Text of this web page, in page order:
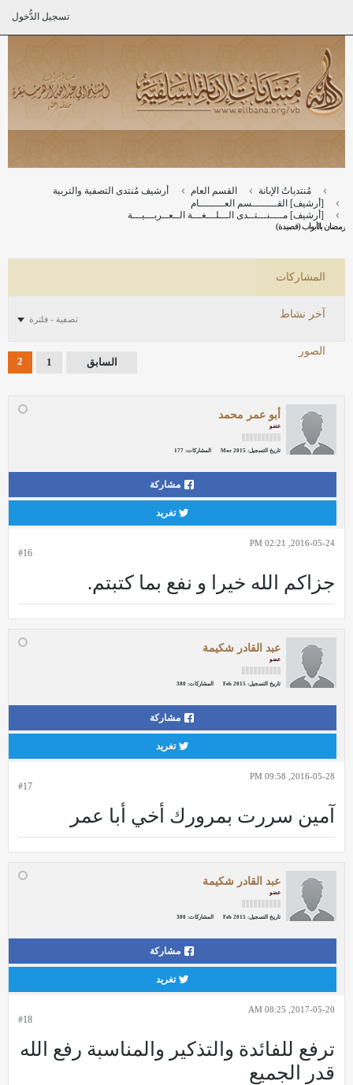
تسجيل الدُّخول
مُنتدياتُ الإبانة القسم العام
أرشيف مُنتدى التصفية والتربية
[أرشيف] القــــــــسم العــــــــام
[أرشيف] مــــنـــتــدى الـــلـــغـــة الــعــربـــيـــة
رمضان بالأبواب (قصيدة)
المشاركات
آخر نشاط
الصور
تصفية - فلترة
السابق 1
2
أبو عمر محمد
عضو
تاريخ التسجيل: Mar 2015 المشاركات: 177
مشاركة
تغريد
#16
2016-05-24, 02:21 PM
جزاكم الله خيرا و نفع بما كتبتم.
عبد القادر شكيمة
عضو
تاريخ التسجيل: Feb 2015 المشاركات: 380
مشاركة
تغريد
#17
2016-05-28, 09:58 PM
آمين سررت بمرورك أخي أبا عمر
عبد القادر شكيمة
عضو
تاريخ التسجيل: Feb 2015 المشاركات: 380
مشاركة
تغريد
#18
2017-05-20, 08:25 AM
ترفع للفائدة والتذكير والمناسبة رفع الله
قدر الجميع